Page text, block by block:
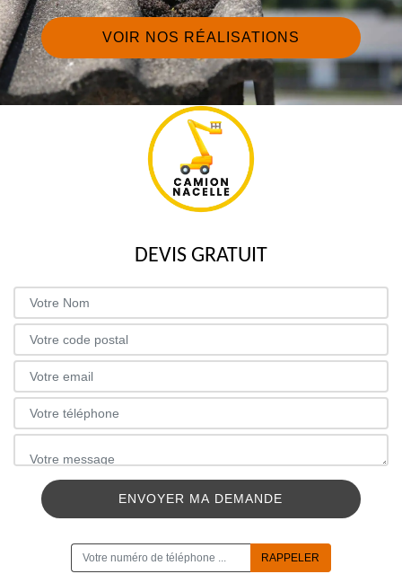
VOIR NOS RÉALISATIONS
DEVIS GRATUIT